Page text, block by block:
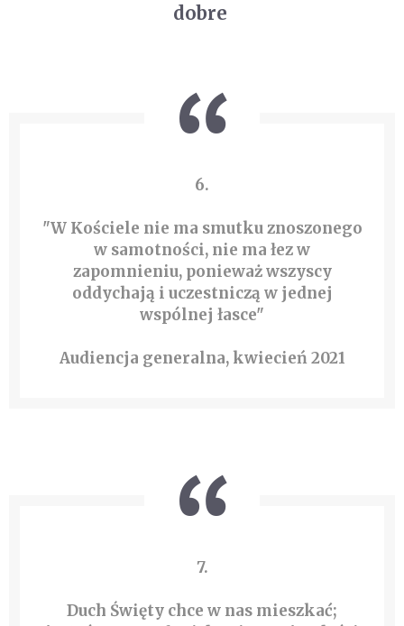
dobre
6.
"W Kościele nie ma smutku znoszonego
w samotności, nie ma łez w
zapomnieniu, ponieważ wszyscy
oddychają i uczestniczą w jednej
wspólnej łasce"
Audiencja generalna, kwiecień 2021
7.
Duch Święty chce w nas mieszkać;